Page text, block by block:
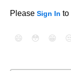
Please Sign In to
😄 😳 😁